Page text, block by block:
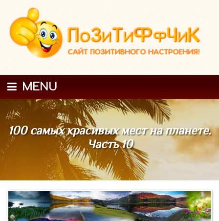
MENU
100 самых красивых мест на планете.
Часть 10